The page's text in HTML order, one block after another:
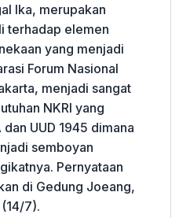
Ika, merupakan
terhadap elemen
yang menjadi
Forum Nasional
menjadi sangat
NKRI yang
UUD 1945 dimana
semboyan
Pernyataan
di Gedung Joeang,
7).